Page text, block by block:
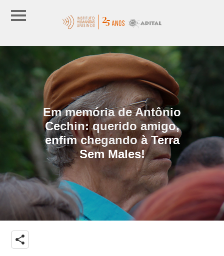
Em memória de Antônio
Cechin: querido amigo,
enfim chegando à Terra
Sem Males!
share